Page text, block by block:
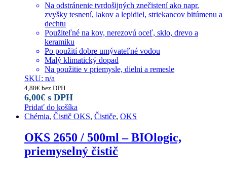
Na odstránenie tvrdošijných znečistení ako napr.
zvyšky tesnení, lakov a lepidiel, striekancov bitúmenu a
dechtu
Použiteľné na kov, nerezovú oceľ, sklo, drevo a
keramiku
Po použití dobre umývateľné vodou
Malý klimatický dopad
Na použitie v priemysle, dielni a remesle
SKU: n/a
4,88€ bez DPH
6,00€ s DPH
Pridať do košíka
Chémia, Čistič OKS, Čističe, OKS
OKS 2650 / 500ml – BIOlogic,
priemyselný čistič